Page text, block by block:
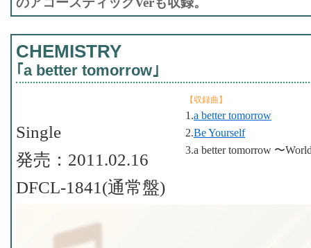
CHEMISTRY
｢a better tomorrow｣
【収録曲】
1.a better tomorrow
2.Be Yourself
3.a better tomorrow 〜
Single
発売：2011.02.16
DFCL-1841(通常盤)